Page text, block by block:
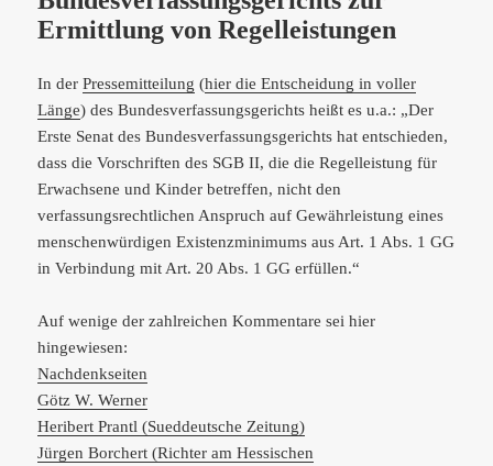
Ermittlung von Regelleistungen
In derPressemitteilung (hier die Entscheidung in voller
Länge) des Bundesverfassungsgerichts heißt es u.a.: „Der
Erste Senat des Bundesverfassungsgerichts hat entschieden,
dass die Vorschriften des SGB II, die die Regelleistung für
Erwachsene und Kinder betreffen, nicht den
verfassungsrechtlichen Anspruch auf Gewährleistung eines
menschenwürdigen Existenzminimums aus Art. 1 Abs. 1 GG
in Verbindung mit Art. 20 Abs. 1 GG erfüllen.“
Auf wenige der zahlreichen Kommentare sei hier
hingewiesen:
Nachdenkseiten
Götz W. Werner
Heribert Prantl (Sueddeutsche Zeitung)
Jürgen Borchert (Richter am Hessischen